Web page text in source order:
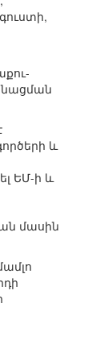
և
ԵՄ-ի և
մասին